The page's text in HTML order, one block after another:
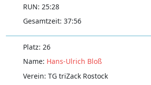
25:28
37:56
26
Hans-Ulrich Bloß
TG triZack Rostock